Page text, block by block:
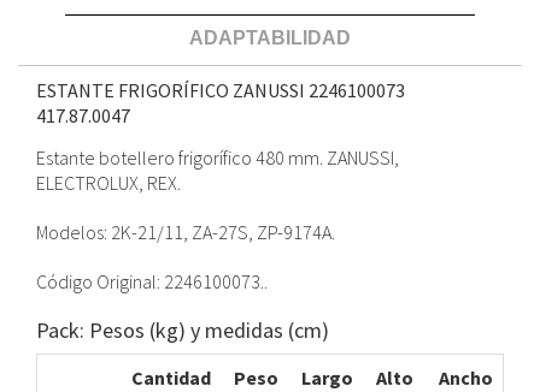
ADAPTABILIDAD
ESTANTE FRIGORÍFICO ZANUSSI 2246100073
417.87.0047
Estante botellero frigorífico 480 mm. ZANUSSI,
ELECTROLUX, REX.
Modelos: 2K-21/11, ZA-27S, ZP-9174A.
Código Original: 2246100073..
Pack: Pesos (kg) y medidas (cm)
Cantidad Peso Largo Alto
Ancho